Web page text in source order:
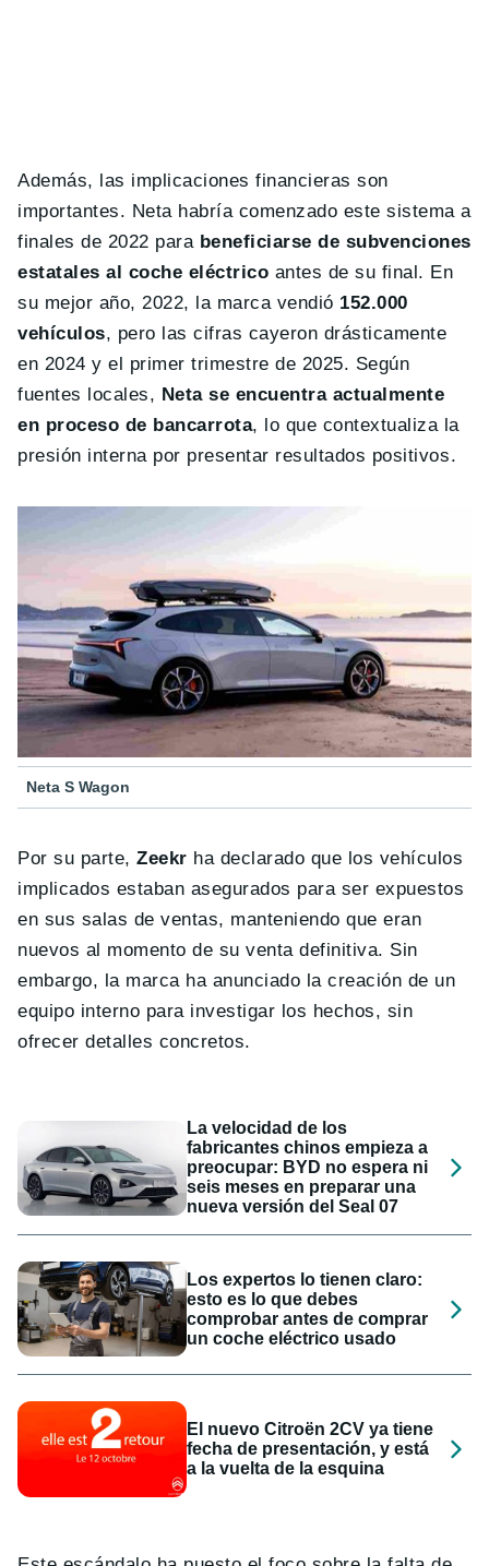
Además, las implicaciones financieras son
importantes. Neta habría comenzado este sistema a
finales de 2022 para beneficiarse de subvenciones
estatales al coche eléctrico antes de su final. En
su mejor año, 2022, la marca vendió 152.000
vehículos, pero las cifras cayeron drásticamente
en 2024 y el primer trimestre de 2025. Según
fuentes locales, Neta se encuentra actualmente
en proceso de bancarrota, lo que contextualiza la
presión interna por presentar resultados positivos.
Neta S Wagon
Por su parte,Zeekr ha declarado que los vehículos
implicados estaban asegurados para ser expuestos
en sus salas de ventas, manteniendo que eran
nuevos al momento de su venta definitiva. Sin
embargo, la marca ha anunciado la creación de un
equipo interno para investigar los hechos, sin
ofrecer detalles concretos.
La velocidad de los
fabricantes chinos empieza a
preocupar: BYD no espera ni
seis meses en preparar una
nueva versión del Seal 07
Los expertos lo tienen claro:
esto es lo que debes
comprobar antes de comprar
un coche eléctrico usado
El nuevo Citroën 2CV ya tiene
fecha de presentación, y está
a la vuelta de la esquina